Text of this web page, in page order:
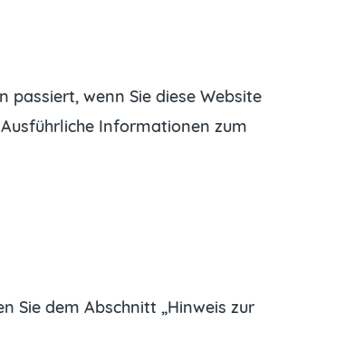
wenn Sie diese Website
Informationen zum
Sie dem Abschnitt „Hinweis zur